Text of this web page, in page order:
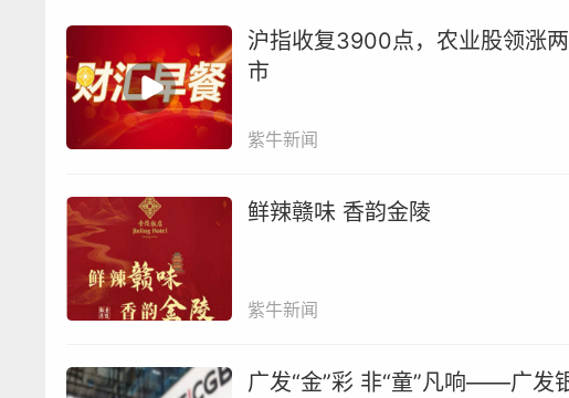
即将在6月上市的SpaceX估值有望冲击1.25万亿
元，随后推进IPO的OpenAI与Anthropic也被市场视
潜在的“万亿美元公司”。这意味着，美股市值前十的
次在未来数月仍可能继续产生剧烈变化。
期的整体迁移。从美股市场看，尽管被美光反超，但
克希尔仍是全球最稳健的商业帝国之一。保险、铁路
能源、消费，再加上庞大的现金储备，构成了这家公
过去数十年穿越周期的能力。
华尔街开始给予更高估值的，是那些能够定义未来十
沪指收复3900点，农业股领涨两
市
紫牛新闻
鲜辣赣味 香韵金陵
紫牛新闻
广发“金”彩 非“童”凡响——广发